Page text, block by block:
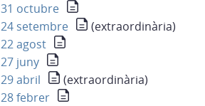
31 octubre
24 setembre
(extraordinària)
22 agost
27 juny
29 abril
(extraordinària)
28 febrer